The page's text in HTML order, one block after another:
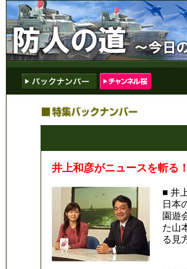
井上和彦がニュースを斬る！
■ 井
日本
園遊
た山
る見